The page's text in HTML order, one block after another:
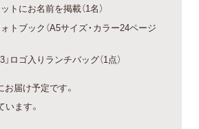
トにお名前を掲載（1名）
トブック（A5サイズ・カラー24ページ
」ロゴ入りランチバッグ（1点）
届け予定です。
ます。